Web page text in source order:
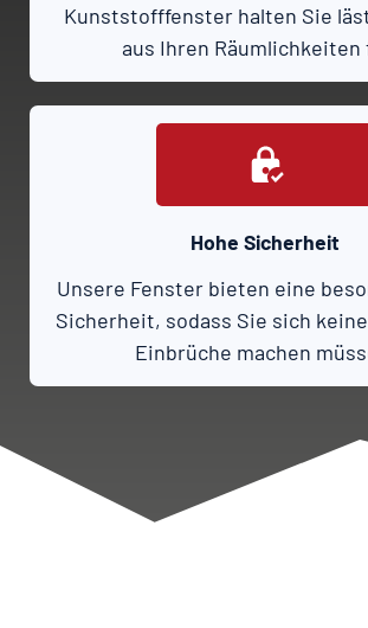
Kunststofffenster halten Sie
aus Ihren Räumlichkeiten
Hohe Sicherheit
Unsere Fenster bieten eine
Sicherheit, sodass Sie sich
Einbrüche machen